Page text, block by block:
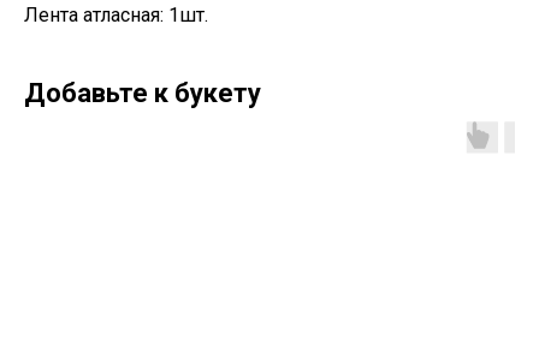
Лента атласная: 1шт.
Добавьте к букету